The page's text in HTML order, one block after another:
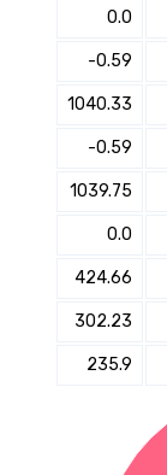
0.0
-0.59
1040.33
-0.59
1039.75
0.0
424.66
302.23
235.9